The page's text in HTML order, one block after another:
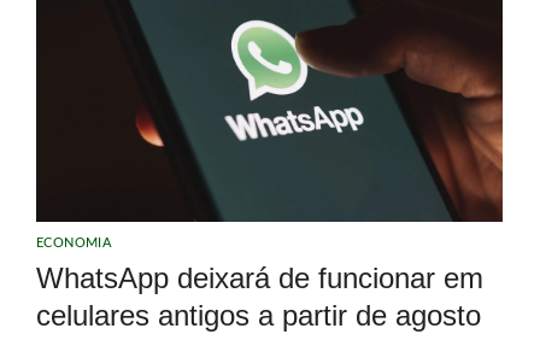
ECONOMIA
WhatsApp deixará de funcionar em
celulares antigos a partir de agosto